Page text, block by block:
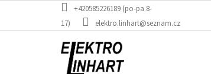
obsah
+420585226189 (po-pa 8-
17)
elektro.linhart@seznam.cz